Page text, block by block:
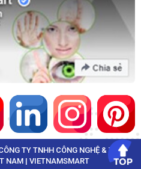
TY TNHH CÔNG NGHỆ & THÔNG
NAM | VIETNAMSMART